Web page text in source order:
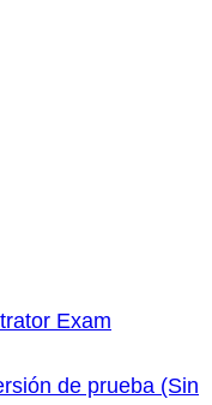
Exam
de prueba (Sin